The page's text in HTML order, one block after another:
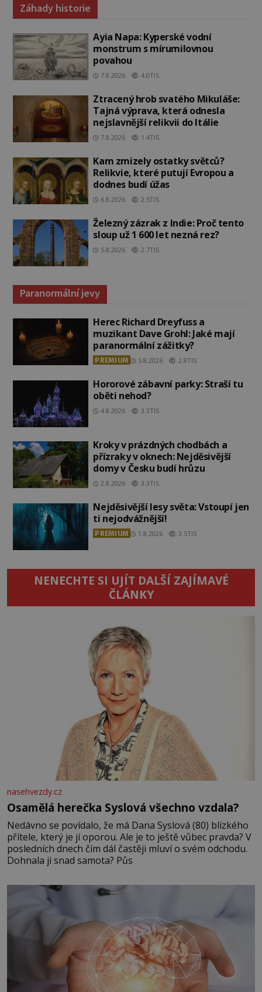
Záhady historie
Ayia Napa: Kyperské vodní
monstrum s mírumilovnou
povahou
7.8.2026 4.0TIS
Ztracený hrob svatého Mikuláše:
Tajná výprava, která odnesla
nejslavnější relikvii do Itálie
7.8.2026 1.4TIS
Kam zmizely ostatky světců?
Relikvie, které putují Evropou a
dodnes budí úžas
6.8.2026 2.5TIS
Železný zázrak z Indie: Proč tento
sloup už 1 600 let nezná rez?
5.8.2026 2.7TIS
Paranormální jevy
Herec Richard Dreyfuss a
muzikant Dave Grohl: Jaké mají
paranormální zážitky?
PREMIUM 5.8.2026 2.8TIS
Hororové zábavní parky: Straší tu
oběti nehod?
4.8.2026 3.3TIS
Kroky v prázdných chodbách a
přízraky v oknech: Nejděsivější
domy v Česku budí hrůzu
2.8.2026 3.3TIS
Nejděsivější lesy světa: Vstoupí jen
ti nejodvážnější!
PREMIUM 1.8.2026 3.5TIS
NENECHTE SI UJÍT DALŠÍ ZAJÍMAVÉ
ČLÁNKY
nasehvezdy.cz
Osamělá herečka Syslová všechno vzdala?
Nedávno se povídalo, že má Dana Syslová (80) blízkého
přítele, který je jí oporou. Ale je to ještě vůbec pravda? V
posledních dnech čím dál častěji mluví o svém odchodu.
Dohnala ji snad samota? Půs